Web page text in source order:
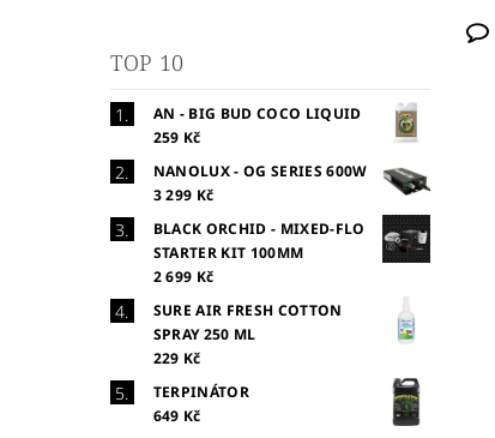
TOP 10
AN - BIG BUD COCO LIQUID
259 Kč
NANOLUX - OG SERIES 600W
3 299 Kč
BLACK ORCHID - MIXED-FLO
STARTER KIT 100MM
2 699 Kč
SURE AIR FRESH COTTON
SPRAY 250 ML
229 Kč
TERPINÁTOR
649 Kč